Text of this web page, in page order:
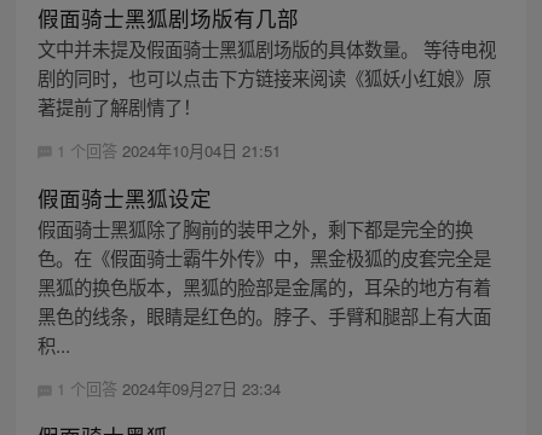
假面骑士黑狐剧场版有几部
文中并未提及假面骑士黑狐剧场版的具体数量。 等待电视
剧的同时，也可以点击下方链接来阅读《狐妖小红娘》原
著提前了解剧情了！
1 个回答 2024年10月04日 21:51
假面骑士黑狐设定
假面骑士黑狐除了胸前的装甲之外，剩下都是完全的换
色。在《假面骑士霸牛外传》中，黑金极狐的皮套完全是
黑狐的换色版本，黑狐的脸部是金属的，耳朵的地方有着
黑色的线条，眼睛是红色的。脖子、手臂和腿部上有大面
积...
1 个回答 2024年09月27日 23:34